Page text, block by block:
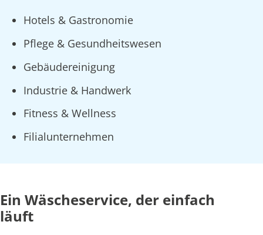
Hotels & Gastronomie
Pflege & Gesundheitswesen
Gebäudereinigung
Industrie & Handwerk
Fitness & Wellness
Filialunternehmen
Ein Wäscheservice, der einfach
läuft